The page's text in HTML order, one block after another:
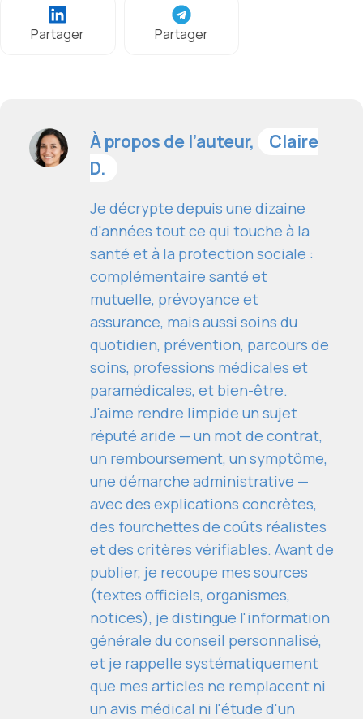
Partager Partager
À propos de l’auteur,
Claire
D.
Je décrypte depuis une dizaine
d'années tout ce qui touche à la
santé et à la protection sociale :
complémentaire santé et
mutuelle, prévoyance et
assurance, mais aussi soins du
quotidien, prévention, parcours de
soins, professions médicales et
paramédicales, et bien-être.
J'aime rendre limpide un sujet
réputé aride — un mot de contrat,
un remboursement, un symptôme,
une démarche administrative —
avec des explications concrètes,
des fourchettes de coûts réalistes
et des critères vérifiables. Avant de
publier, je recoupe mes sources
(textes officiels, organismes,
notices), je distingue l'information
générale du conseil personnalisé,
et je rappelle systématiquement
que mes articles ne remplacent ni
un avis médical ni l'étude d'un